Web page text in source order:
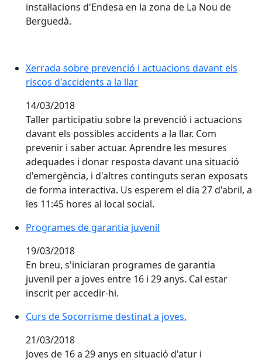
instal·lacions d'Endesa en la zona de La Nou de
Berguedà.
Xerrada sobre prevenció i actuacions davant els
riscos d'accidents a la llar
14/03/2018
Taller participatiu sobre la prevenció i actuacions
davant els possibles accidents a la llar. Com
prevenir i saber actuar. Aprendre les mesures
adequades i donar resposta davant una situació
d'emergència, i d'altres continguts seran exposats
de forma interactiva. Us esperem el dia 27 d'abril, a
les 11:45 hores al local social.
Programes de garantia juvenil
19/03/2018
En breu, s'iniciaran programes de garantia
juvenil per a joves entre 16 i 29 anys. Cal estar
inscrit per accedir-hi.
Curs de Socorrisme destinat a joves.
21/03/2018
Joves de 16 a 29 anys en situació d'atur i